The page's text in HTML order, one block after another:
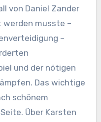
von Daniel Zander
werden musste –
–
und der nötigen
Das wichtige
schönem
Über Karsten